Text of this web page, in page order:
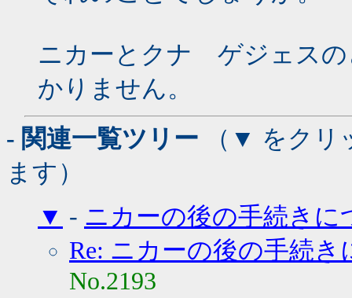
ニカーとクナ ゲジェスの
かりません。
- 関連一覧ツリー （▼ をクリ
ます）
▼ - ニカーの後の手続きに
Re: ニカーの後の手続き
No.2193